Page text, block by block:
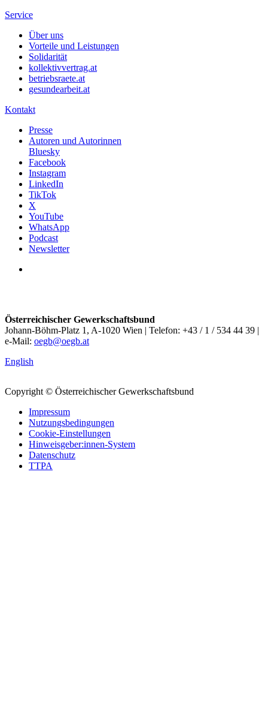
Service
Über uns
Vorteile und Leistungen
Solidarität
kollektivvertrag.at
betriebsraete.at
gesundearbeit.at
Kontakt
Presse
Autoren und Autorinnen
Bluesky
Facebook
Instagram
LinkedIn
TikTok
X
YouTube
WhatsApp
Podcast
Newsletter
Österreichischer Gewerkschaftsbund
Johann-Böhm-Platz 1, A-1020 Wien | Telefon: +43 / 1 / 534 44 39 |
e-Mail: oegb@oegb.at
English
Copyright © Österreichischer Gewerkschaftsbund
Impressum
Nutzungsbedingungen
Cookie-Einstellungen
Hinweisgeber:innen-System
Datenschutz
TTPA